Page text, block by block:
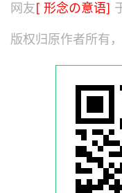
网友[ 形念の意语]
版权归原作者所有